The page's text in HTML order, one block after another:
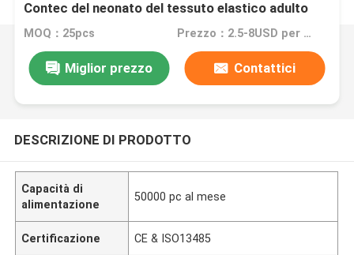
Contec del neonato del tessuto elastico adulto
creativo della pelle per il CMS 6800 del CMS 6500
del CMS 6000
MOQ：25pcs Prezzo：2.5-8USD per PCS
Miglior prezzo Contattici
DESCRIZIONE DI PRODOTTO
Capacità di
alimentazione
50000 pc al mese
Certificazione CE & ISO13485